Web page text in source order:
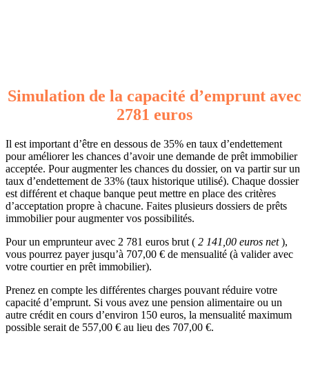
Simulation de la capacité d’emprunt avec
2781 euros
Il est important d’être en dessous de 35% en taux d’endettement
pour améliorer les chances d’avoir une demande de prêt immobilier
acceptée. Pour augmenter les chances du dossier, on va partir sur un
taux d’endettement de 33% (taux historique utilisé). Chaque dossier
est différent et chaque banque peut mettre en place des critères
d’acceptation propre à chacune. Faites plusieurs dossiers de prêts
immobilier pour augmenter vos possibilités.
Pour un emprunteur avec 2 781 euros brut ( 2 141,00 euros net),
vous pourrez payer jusqu’à 707,00 € de mensualité (à valider avec
votre courtier en prêt immobilier).
Prenez en compte les différentes charges pouvant réduire votre
capacité d’emprunt. Si vous avez une pension alimentaire ou un
autre crédit en cours d’environ 150 euros, la mensualité maximum
possible serait de 557,00 € au lieu des 707,00 €.